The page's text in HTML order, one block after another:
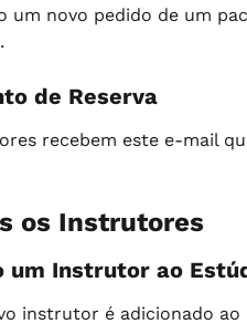
um novo pedido de um
de Reserva
recebem este e-mail
os Instrutores
um Instrutor ao
instrutor é adicionado